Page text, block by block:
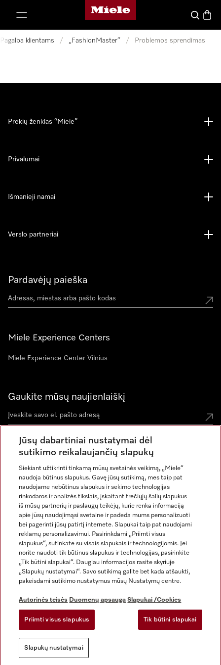
"Miele" pradžios tinklalapis
Paieška
Pagalba klientams / „FashionMaster“ / Problemos sprendimas
Pardavėjų paieška
Miele Experience Centers
Miele Experience Center Vilnius
Gaukite mūsų naujienlaiškį
Prekių ženklas “Miele”
Privalumai
Išmanieji namai
Verslo partneriai
Rekvizitai
Bendrosios sąlygos ir nuostatos
Duomenų apsauga
Naudojimo sąlygos
Miele prieinamumo pareiškimas
Skaitmeninių paslaugų aktas
Slapukų nustatymai
Jūsų dabartiniai nustatymai dėl
sutikimo reikalaujančių slapukų
Siekiant užtikrinti tinkamą mūsų svetainės veikimą, „Miele“
naudoja būtinus slapukus. Gavę jūsų sutikimą, mes taip pat
naudojame nebūtinus slapukus ir sekimo technologijas
rinkodaros ir analizės tikslais, įskaitant trečiųjų šalių slapukus
iš mūsų partnerių ir paslaugų teikėjų, kurie renka informaciją
apie jūsų naudojimąsi svetaine ir padeda mums personalizuoti
bei pagerinti jūsų patirtį internete. Slapukai taip pat naudojami
reklamų personalizavimui. Pasirinkdami „Priimti visus
slapukus“, sutinkate su visais slapukais ir technologijomis. Jei
norite naudoti tik būtinus slapukus ir technologijas, pasirinkite
„Tik būtini slapukai“. Daugiau informacijos rasite skyriuje
„Slapukų nustatymai“. Savo sutikimą galite bet kada atšaukti,
pakeisdami sutikimo nustatymus mūsų Nustatymų centre.
Autorinės teisės Duomenų apsauga Slapukai /Cookies
Priimti visus slapukus Tik būtini slapukai
Slapukų nustatymai